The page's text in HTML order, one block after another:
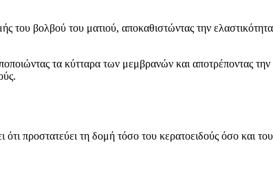
του βολβού του ματιού, αποκαθιστώντας την
τα κύτταρα των μεμβρανών και αποτρέποντας
προστατεύει τη δομή τόσο του κερατοειδούς όσο και